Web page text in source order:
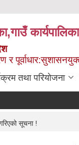
र
तथा परियोजना
सूचना !